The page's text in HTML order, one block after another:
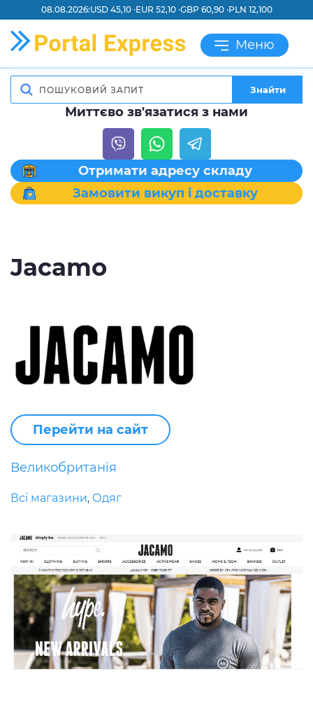
08.08.2026:USD 45,10 ·EUR 52,10 ·GBP 60,90 ·PLN 12,100
Меню
Знайти
Миттєво зв'язатися з нами
Отримати адресу складу
Замовити викуп і доставку
Jacamo
Перейти на сайт
Великобританія
Всі магазини, Одяг